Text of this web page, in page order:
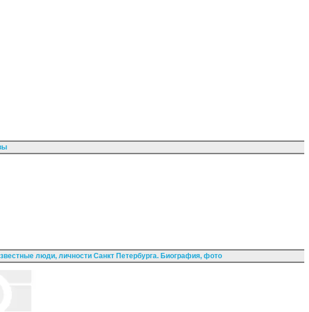
люди, личности Санкт Петербурга. Биография, фото